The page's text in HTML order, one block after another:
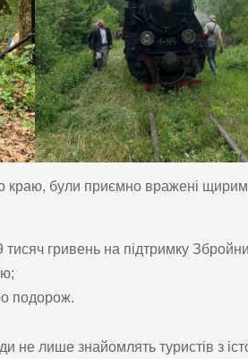
краю, були приємно вражені
тисяч гривень на підтримку
подорож.
не лише знайомлять туристів з